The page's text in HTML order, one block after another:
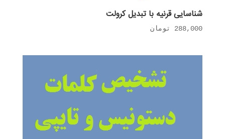
شناسایی قرنیه با تبدیل کرولت
288,000 تومان